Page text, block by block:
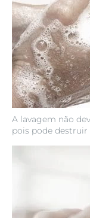
A lavagem não
pois pode destruir